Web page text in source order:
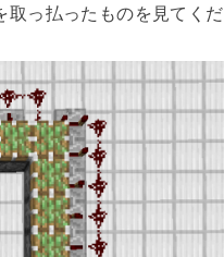
っ払ったものを見てくだ